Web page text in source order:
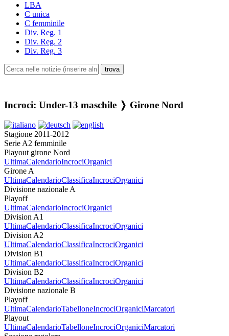
LBA
C unica
C femminile
Div. Reg. 1
Div. Reg. 2
Div. Reg. 3
Incroci: Under-13 maschile ❭ Girone Nord
Stagione 2011-2012
Serie A2 femminile
Playout girone Nord
UltimaCalendarioIncrociOrganici
Girone A
UltimaCalendarioClassificaIncrociOrganici
Divisione nazionale A
Playoff
UltimaCalendarioIncrociOrganici
Division A1
UltimaCalendarioClassificaIncrociOrganici
Division A2
UltimaCalendarioClassificaIncrociOrganici
Division B1
UltimaCalendarioClassificaIncrociOrganici
Division B2
UltimaCalendarioClassificaIncrociOrganici
Divisione nazionale B
Playoff
UltimaCalendarioTabelloneIncrociOrganiciMarcatori
Playout
UltimaCalendarioTabelloneIncrociOrganiciMarcatori